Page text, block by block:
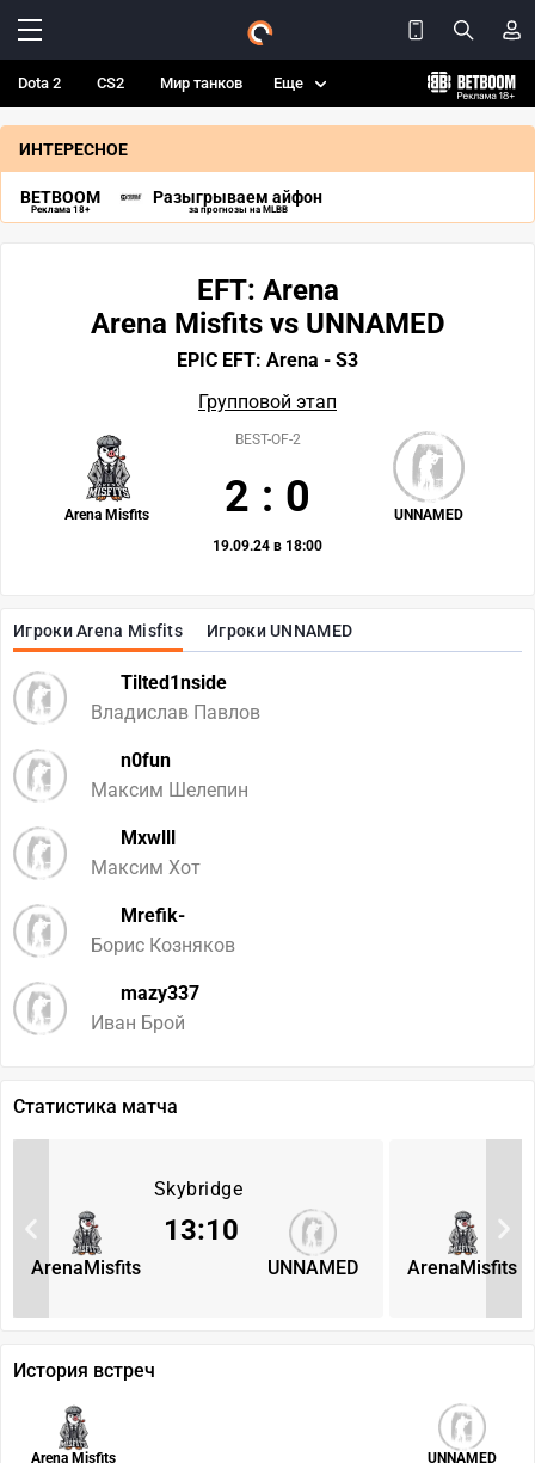
Dota 2 CS2 Мир танков Еще
ИНТЕРЕСНОЕ
BETBOOM
Реклама 18+
Разыгрываем айфон
за прогнозы на MLBB
Игроки Arena Misfits Игроки UNNAMED
Tilted1nside
Владислав Павлов
n0fun
Максим Шелепин
Mxwlll
Максим Хот
Mrefik-
Борис Козняков
mazy337
Иван Брой
EFT: Arena
Arena Misfits vs UNNAMED
EPIC EFT: Arena - S3
Групповой этап
Arena Misfits UNNAMED
BEST-OF-2
2 : 0
19.09.24 в 18:00
Статистика матча
Skybridge
ArenaMisfits UNNAMED
13:10
ArenaMisfits
История встреч
Arena Misfits UNNAMED